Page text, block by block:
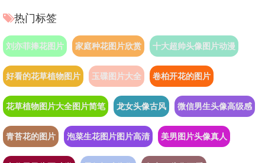
热门标签
刘亦菲捧花图片 家庭种花图片欣赏 十大超帅头像图片动漫
好看的花草植物图片 玉碟图片大全 卷柏开花的图片
花草植物图片大全图片简笔 龙女头像古风 微信男生头像高级感
青苔花的图片 泡菜生花图片图片高清 美男图片头像真人